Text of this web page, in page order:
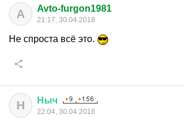
A Avto-furgon1981
21:17, 30.04.2018
Не спроста всё это.
Н Ныч
22:04, 30.04.2018